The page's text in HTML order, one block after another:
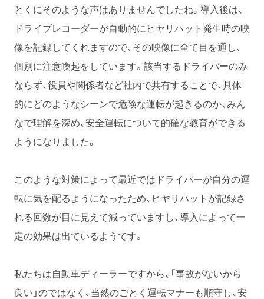
とくにそのような声はありませんでしたね。導入後は、
ドライブレコーダーが自動的にヒヤリハット発生時の映
像を記録してくれますので、その映像に全て目を通し、
個別に注意喚起をしています。該当するドライバーのみ
ならず、役員や関係者など社内で共有することで、具体
的にどのようなシーンで危険な運転が起きるのか、みん
なで理解を深め、安全運転について的確な教育ができる
ようになりました。
このような対策によって最近ではドライバーが自分の運
転に気を配るようになったため、ヒヤリハットが記録さ
れる回数が目に見えて減っていますし、導入によって一
定の効果は出ているようです。
私たちは自動車ディーラーですから、「事故がないから
良い」のではなく、当然のごとく運転マナーも順守し、安